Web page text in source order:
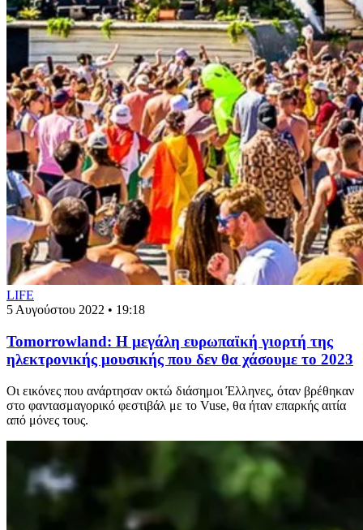
LIFE
5 Αυγούστου 2022 • 19:18
Tomorrowland: Η μεγάλη ευρωπαϊκή γιορτή της
ηλεκτρονικής μουσικής που δεν θα χάσουμε το 2023
Οι εικόνες που ανάρτησαν οκτώ διάσημοι Έλληνες, όταν βρέθηκαν
στο φαντασμαγορικό φεστιβάλ με το Vuse, θα ήταν επαρκής αιτία
από μόνες τους.